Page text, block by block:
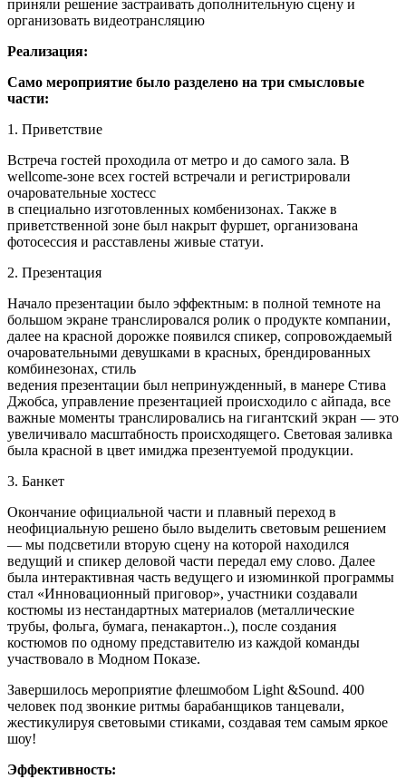
приняли решение застраивать дополнительную сцену и
организовать видеотрансляцию
Реализация:
Само мероприятие было разделено на три смысловые
части:
1. Приветствие
Встреча гостей проходила от метро и до самого зала. В
wellcome-зоне всех гостей встречали и регистрировали
очаровательные хостесс
в специально изготовленных комбенизонах. Также в
приветственной зоне был накрыт фуршет, организована
фотосессия и расставлены живые статуи.
2. Презентация
Начало презентации было эффектным: в полной темноте на
большом экране транслировался ролик о продукте компании,
далее на красной дорожке появился спикер, сопровождаемый
очаровательными девушками в красных, брендированных
комбинезонах, стиль
ведения презентации был непринужденный, в манере Стива
Джобса, управление презентацией происходило с айпада, все
важные моменты транслировались на гигантский экран — это
увеличивало масштабность происходящего. Световая заливка
была красной в цвет имиджа презентуемой продукции.
3. Банкет
Окончание официальной части и плавный переход в
неофициальную решено было выделить световым решением
— мы подсветили вторую сцену на которой находился
ведущий и спикер деловой части передал ему слово. Далее
была интерактивная часть ведущего и изюминкой программы
стал «Инновационный приговор», участники создавали
костюмы из нестандартных материалов (металлические
трубы, фольга, бумага, пенакартон..), после создания
костюмов по одному представителю из каждой команды
участвовало в Модном Показе.
Завершилось мероприятие флешмобом Light &Sound. 400
человек под звонкие ритмы барабанщиков танцевали,
жестикулируя световыми стиками, создавая тем самым яркое
шоу!
Эффективность: